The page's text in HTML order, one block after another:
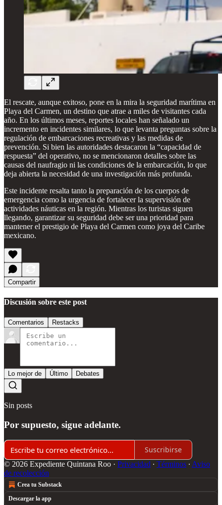
El rescate, aunque exitoso, pone en la mira la seguridad marítima en
Playa del Carmen, un destino que atrae a miles de visitantes cada
año. En los últimos meses, reportes locales han señalado un
incremento en incidentes similares, lo que levanta preguntas sobre la
regulación de embarcaciones recreativas y las medidas de
prevención. Si bien las autoridades destacaron la “capacidad de
respuesta” del operativo, no se mencionaron detalles sobre las
causas del naufragio ni las condiciones de la embarcación, lo que
deja abierta la necesidad de una investigación más profunda.
Este incidente resalta tanto la preparación de los cuerpos de
emergencia como la urgencia de fortalecer la supervisión de
actividades náuticas en la región. Mientras los turistas siguen
llegando, garantizar su seguridad debe ser una prioridad para
mantener el prestigio de Playa del Carmen como joya del Caribe
mexicano.
Compartir
Discusión sobre este post
Comentarios Restacks
Lo mejor de Último Debates
Sin posts
Por supuesto, sigue adelante.
Suscribirse
© 2026 Expediente Quintana Roo · Privacidad ∙ Términos ∙ Aviso
de recolección
Crea tu Substack
Descargar la app